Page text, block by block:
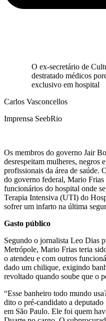
O ex-secretário de
destratado médicos
exclusivo em hospital
Carlos Vasconcellos
Imprensa SeebRio
Os membros do governo Jair
desrespeitam mulheres, negros
profissionais da área de saúde.
do governo federal, Mario
funcionários do hospital onde
Terapia Intensiva (UTI) do
sofrer um infarto na última
Gasto público
Segundo o jornalista Leo Dias
Metrópole, Mario Frias teria
o atendeu e com outros
dado um chilique, exigindo
revoltado quando soube que o
“Esse banheiro todo mundo
dito o pré-candidato a
em São Paulo. Ele foi quem